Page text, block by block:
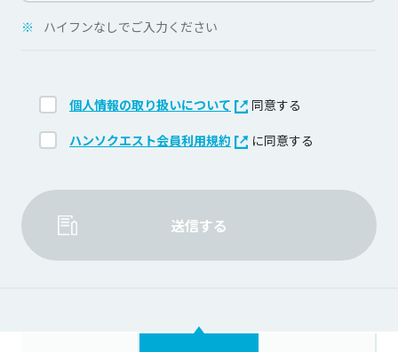
※ ハイフンなしでご入力ください
個人情報の取り扱いについて 同意する
ハンソクエスト会員利用規約 に同意する
送信する